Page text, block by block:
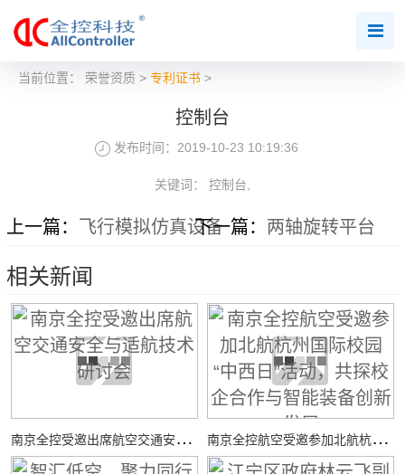
当前位置： 荣誉资质> 专利证书>
控制台
发布时间：2019-10-23 10:19:36
关键词： 控制台,
上一篇： 飞行模拟仿真设备下一篇： 两轴旋转平台
相关新闻
南
京全控受邀出席航空交通安全与适航技术研讨会 南
京全控航空受邀参加北航杭州国际校园“中西日”活动，共探校企合作与智能装备创新发展